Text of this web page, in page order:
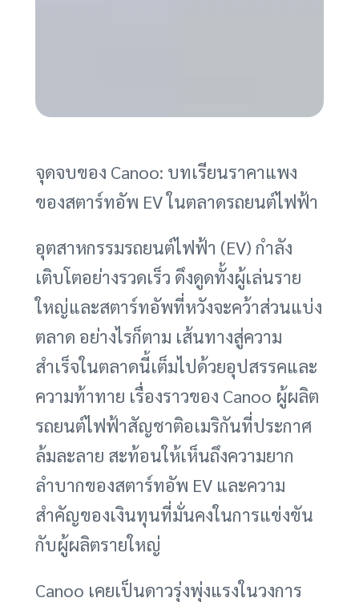
จุดจบของ Canoo: บทเรียนราคาแพง
ของสตาร์ทอัพ EV ในตลาดรถยนต์ไฟฟ้า
อุตสาหกรรมรถยนต์ไฟฟ้า (EV) กำลัง
เติบโตอย่างรวดเร็ว ดึงดูดทั้งผู้เล่นราย
ใหญ่และสตาร์ทอัพที่หวังจะคว้าส่วนแบ่ง
ตลาด อย่างไรก็ตาม เส้นทางสู่ความ
สำเร็จในตลาดนี้เต็มไปด้วยอุปสรรคและ
ความท้าทาย เรื่องราวของ Canoo ผู้ผลิต
รถยนต์ไฟฟ้าสัญชาติอเมริกันที่ประกาศ
ล้มละลาย สะท้อนให้เห็นถึงความยาก
ลำบากของสตาร์ทอัพ EV และความ
สำคัญของเงินทุนที่มั่นคงในการแข่งขัน
กับผู้ผลิตรายใหญ่
Canoo เคยเป็นดาวรุ่งพุ่งแรงในวงการ